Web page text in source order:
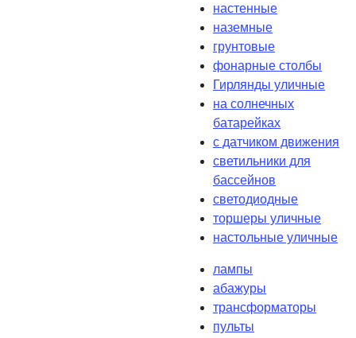
настенные
наземные
грунтовые
фонарные столбы
Гирлянды уличные
на солнечных
батарейках
с датчиком движения
светильники для
бассейнов
светодиодные
торшеры уличные
настольные уличные
лампы
абажуры
трансформаторы
пульты